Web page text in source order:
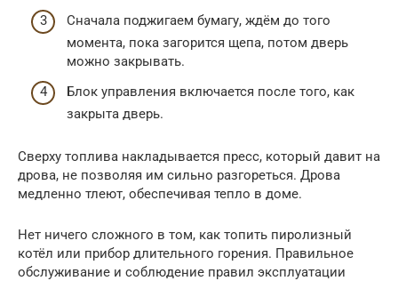
Сначала поджигаем бумагу, ждём до того
момента, пока загорится щепа, потом дверь
можно закрывать.
Блок управления включается после того, как
закрыта дверь.
Сверху топлива накладывается пресс, который давит на
дрова, не позволяя им сильно разгореться. Дрова
медленно тлеют, обеспечивая тепло в доме.
Нет ничего сложного в том, как топить пиролизный
котёл или прибор длительного горения. Правильное
обслуживание и соблюдение правил эксплуатации